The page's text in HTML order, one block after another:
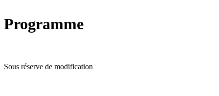
Programme
Sous réserve de modification